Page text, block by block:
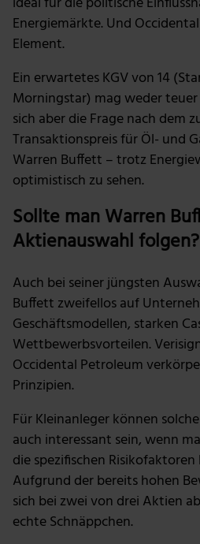
Energiemärkte. Und
Element.
Ein erwartetes KGV von 14
Morningstar) mag weder
sich aber die Frage nach dem
Transaktionspreis für Öl- und
Warren Buffett – trotz
optimistisch zu sehen.
Sollte man Warren
Aktienauswahl folgen?
Auch bei seiner jüngsten
Buffett zweifellos auf
Geschäftsmodellen, starken
Wettbewerbsvorteilen.
Occidental Petroleum
Prinzipien.
Für Kleinanleger können
auch interessant sein, wenn
die spezifischen
Aufgrund der bereits hohen
sich bei zwei von drei Aktien
echte Schnäppchen.